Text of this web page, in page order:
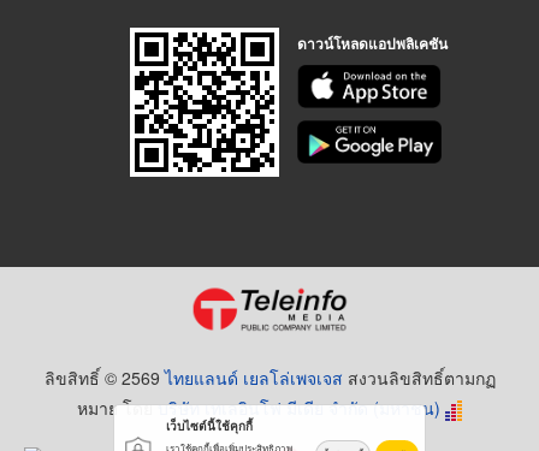
ดาวน์โหลดแอปพลิเคชัน
ลิขสิทธิ์ © 2569ไทยแลนด์ เยลโล่เพจเจส สงวนลิขสิทธิ์ตามกฏ
หมาย โดยบริษัท เทเลอินโฟ มีเดีย จำกัด (มหาชน)
เว็บไซต์นี้ใช้คุกกี้
เราใช้คุกกี้เพื่อเพิ่มประสิทธิภาพ